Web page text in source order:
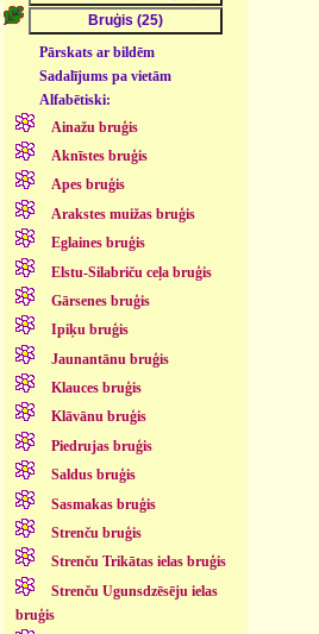
Pārskats ar bildēm
Sadalījums pa vietām
Alfabētiski:
Ainažu bruģis
Aknīstes bruģis
Apes bruģis
Arakstes muižas bruģis
Eglaines bruģis
Elstu-Silabriču ceļa bruģis
Gārsenes bruģis
Ipiķu bruģis
Jaunantānu bruģis
Klauces bruģis
Klāvānu bruģis
Piedrujas bruģis
Saldus bruģis
Sasmakas bruģis
Strenču bruģis
Strenču Trikātas ielas bruģis
Strenču Ugunsdzēsēju ielas
bruģis